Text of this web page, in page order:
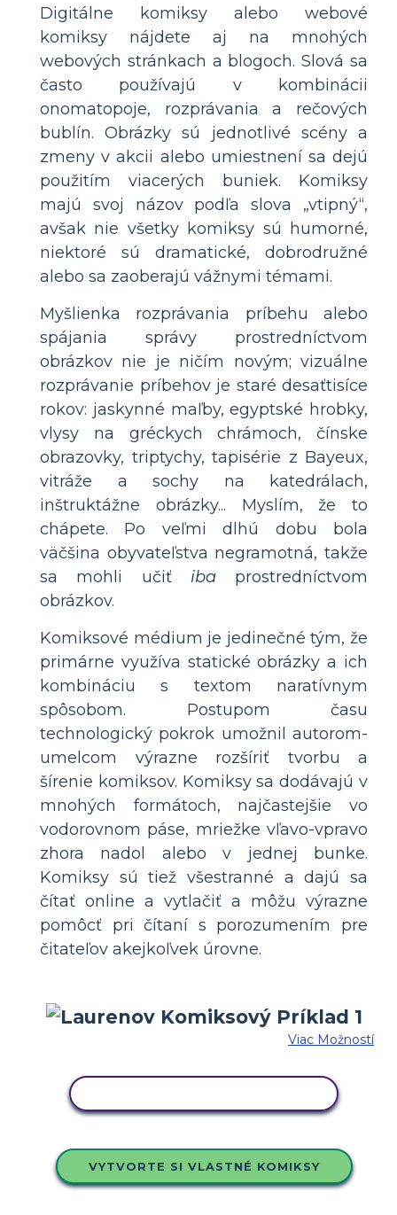
Digitálne komiksy alebo webové
komiksy nájdete aj na mnohých
webových stránkach a blogoch. Slová sa
často používajú v kombinácii
onomatopoje, rozprávania a rečových
bublín. Obrázky sú jednotlivé scény a
zmeny v akcii alebo umiestnení sa dejú
použitím viacerých buniek. Komiksy
majú svoj názov podľa slova „vtipný“,
avšak nie všetky komiksy sú humorné,
niektoré sú dramatické, dobrodružné
alebo sa zaoberajú vážnymi témami.
Myšlienka rozprávania príbehu alebo
spájania správy prostredníctvom
obrázkov nie je ničím novým; vizuálne
rozprávanie príbehov je staré desaťtisíce
rokov: jaskynné maľby, egyptské hrobky,
vlysy na gréckych chrámoch, čínske
obrazovky, triptychy, tapisérie z Bayeux,
vitráže a sochy na katedrálach,
inštruktážne obrázky... Myslím, že to
chápete. Po veľmi dlhú dobu bola
väčšina obyvateľstva negramotná, takže
sa mohli učiť ibaprostredníctvom
obrázkov.
Komiksové médium je jedinečné tým, že
primárne využíva statické obrázky a ich
kombináciu s textom naratívnym
spôsobom. Postupom času
technologický pokrok umožnil autorom-
umelcom výrazne rozšíriť tvorbu a
šírenie komiksov. Komiksy sa dodávajú v
mnohých formátoch, najčastejšie vo
vodorovnom páse, mriežke vľavo-vpravo
zhora nadol alebo v jednej bunke.
Komiksy sú tiež všestranné a dajú sa
čítať online a vytlačiť a môžu výrazne
pomôcť pri čítaní s porozumením pre
čitateľov akejkoľvek úrovne.
Viac Možností
VYTVORTE SI VLASTNÉ KOMIKSY